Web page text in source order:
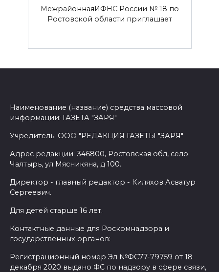
МежрайоннаяИФНС России № 18 по
Ростовской области приглашает
Наименование (название) средства массовой
информации: ГАЗЕТА "ЗАРЯ"
Учредитель: ООО "РЕДАКЦИЯ ГАЗЕТЫ "ЗАРЯ"
Адрес редакции: 346800, Ростовская обл, село
Чалтырь, ул Мясникяна, д 100.
Директор - главный редактор - Киляхов Асватур
Сергеевич.
Для детей старше 16 лет.
Контактные данные для Роскомнадзора и
государственных органов:
Регистрационный номер Эл №ФС77-79759 от 18
декабря 2020 выдано ФС по надзору в сфере связи,